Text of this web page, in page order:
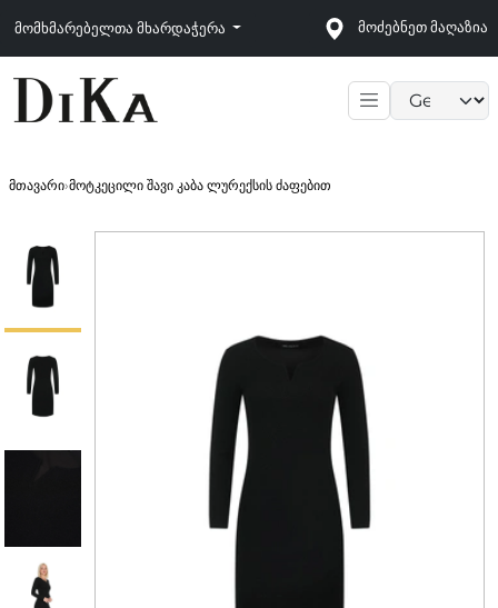
მომხმარებელთა მხარდაჭერა მოძებნეთ მაღაზია
მთავარი›მოტკეცილი შავი კაბა ლურექსის ძაფებით